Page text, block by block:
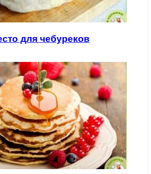
для чебуреков